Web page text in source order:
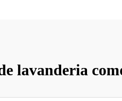
lavanderia